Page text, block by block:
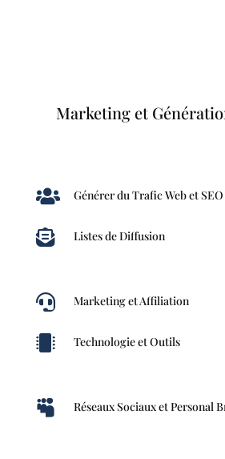
Marketing et
 Générer du Trafic Web et SEO
 Listes de Diffusion
 Marketing et Affiliation
 Technologie et Outils
 Réseaux Sociaux et Personal